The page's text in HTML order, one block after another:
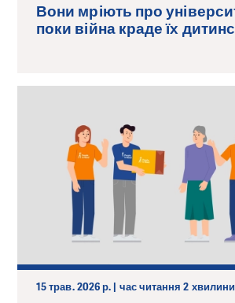
Вони мріють про
поки війна краде їх
15 трав. 2026 р. | час читання 2 хвилини